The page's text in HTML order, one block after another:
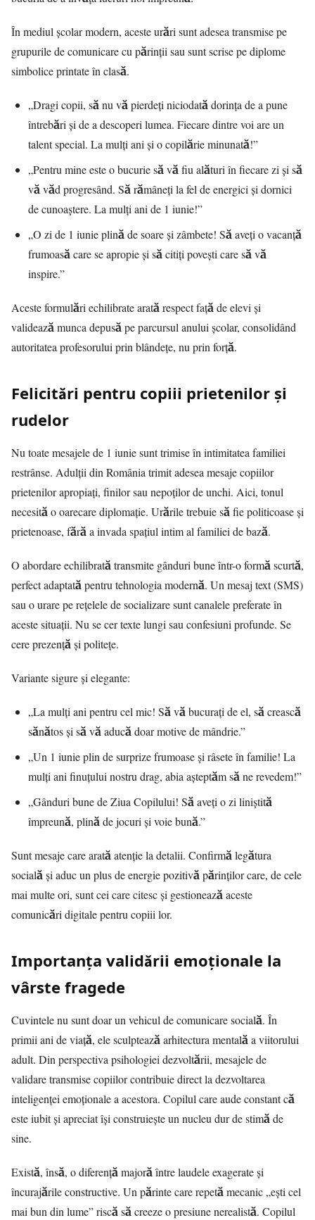
În mediul școlar modern, aceste urări sunt adesea transmise pe
grupurile de comunicare cu părinții sau sunt scrise pe diplome
simbolice printate în clasă.
„Dragi copii, să nu vă pierdeți niciodată dorința de a pune
întrebări și de a descoperi lumea. Fiecare dintre voi are un
talent special. La mulți ani și o copilărie minunată!”
„Pentru mine este o bucurie să vă fiu alături în fiecare zi și să
vă văd progresând. Să rămâneți la fel de energici și dornici
de cunoaștere. La mulți ani de 1 iunie!”
„O zi de 1 iunie plină de soare și zâmbete! Să aveți o vacanță
frumoasă care se apropie și să citiți povești care să vă
inspire.”
Aceste formulări echilibrate arată respect față de elevi și
validează munca depusă pe parcursul anului școlar, consolidând
autoritatea profesorului prin blândețe, nu prin forță.
Felicitări pentru copiii prietenilor și
rudelor
Nu toate mesajele de 1 iunie sunt trimise în intimitatea familiei
restrânse. Adulții din România trimit adesea mesaje copiilor
prietenilor apropiați, finilor sau nepoților de unchi. Aici, tonul
necesită o oarecare diplomație. Urările trebuie să fie politicoase și
prietenoase, fără a invada spațiul intim al familiei de bază.
O abordare echilibrată transmite gânduri bune într-o formă scurtă,
perfect adaptată pentru tehnologia modernă. Un mesaj text (SMS)
sau o urare pe rețelele de socializare sunt canalele preferate în
aceste situații. Nu se cer texte lungi sau confesiuni profunde. Se
cere prezență și politețe.
Variante sigure și elegante:
„La mulți ani pentru cel mic! Să vă bucurați de el, să crească
sănătos și să vă aducă doar motive de mândrie.”
„Un 1 iunie plin de surprize frumoase și râsete în familie! La
mulți ani finuțului nostru drag, abia așteptăm să ne revedem!”
„Gânduri bune de Ziua Copilului! Să aveți o zi liniștită
împreună, plină de jocuri și voie bună.”
Sunt mesaje care arată atenție la detalii. Confirmă legătura
socială și aduc un plus de energie pozitivă părinților care, de cele
mai multe ori, sunt cei care citesc și gestionează aceste
comunicări digitale pentru copiii lor.
Importanța validării emoționale la
vârste fragede
Cuvintele nu sunt doar un vehicul de comunicare socială. În
primii ani de viață, ele sculptează arhitectura mentală a viitorului
adult. Din perspectiva psihologiei dezvoltării, mesajele de
validare transmise copiilor contribuie direct la dezvoltarea
inteligenței emoționale a acestora. Copilul care aude constant că
este iubit și apreciat își construiește un nucleu dur de stimă de
sine.
Există, însă, o diferență majoră între laudele exagerate și
încurajările constructive. Un părinte care repetă mecanic „ești cel
mai bun din lume” riscă să creeze o presiune nerealistă. Copilul